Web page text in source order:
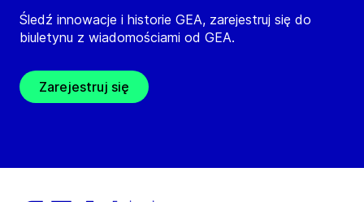
Śledź innowacje i historie GEA, zarejestruj się do
biuletynu z wiadomościami od GEA.
Zarejestruj się